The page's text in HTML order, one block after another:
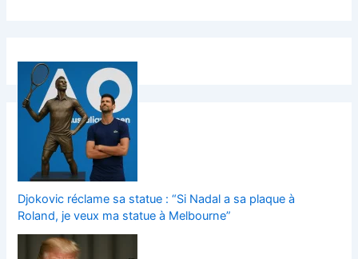
Djokovic réclame sa statue : “Si Nadal a sa plaque à
Roland, je veux ma statue à Melbourne”